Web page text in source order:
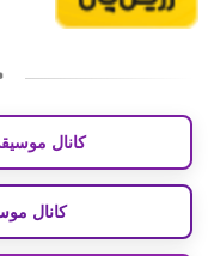
کانال
کانال